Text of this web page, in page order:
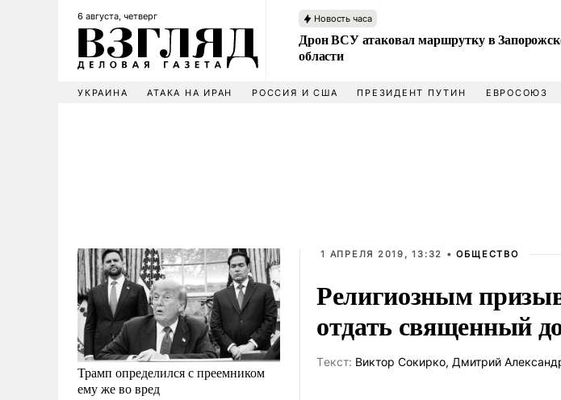
6 августа, четверг Новость часа
Дрон ВСУ атаковал маршрутку в
области
УКРАИНА АТАКА НА ИРАН РОССИЯ И США ПРЕЗИДЕНТ ПУТИН ЕВРОСОЮЗ
Трамп определился с преемником
ему же во вред
1 АПРЕЛЯ 2019, 13:32 •ОБЩЕСТВО
Религиозным
отдать священный
Tекст: Виктор Сокирко, Дмитрий